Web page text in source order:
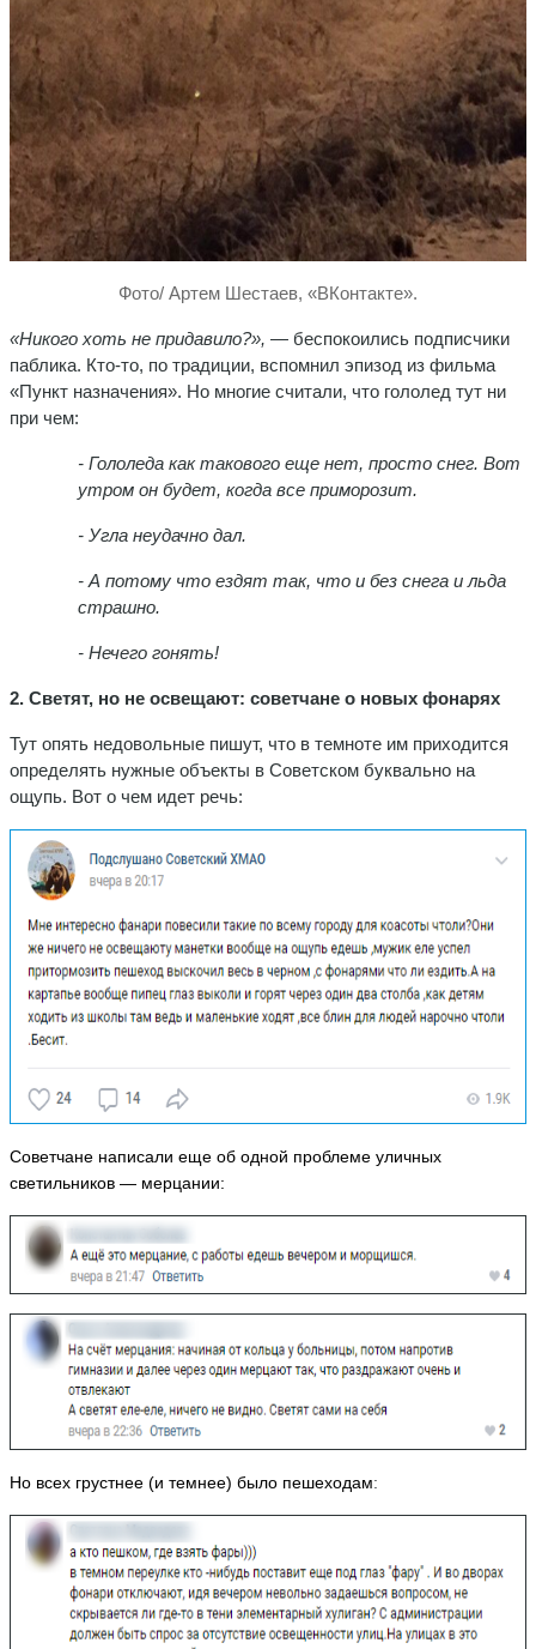
Фото/ Артем Шестаев, «ВКонтакте».
«Никого хоть не придавило?», — беспокоились подписчики
паблика. Кто-то, по традиции, вспомнил эпизод из фильма
«Пункт назначения». Но многие считали, что гололед тут ни
при чем:
- Гололеда как такового еще нет, просто снег. Вот
утром он будет, когда все приморозит.
- Угла неудачно дал.
- А потому что ездят так, что и без снега и льда
страшно.
- Нечего гонять!
2. Светят, но не освещают: советчане о новых фонарях
Тут опять недовольные пишут, что в темноте им приходится
определять нужные объекты в Советском буквально на
ощупь. Вот о чем идет речь:
Советчане написали еще об одной проблеме уличных
светильников — мерцании:
Но всех грустнее (и темнее) было пешеходам: